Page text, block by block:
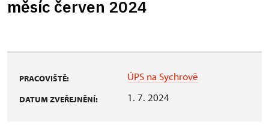
měsíc červen 2024
PRACOVIŠTĚ: ÚPS na Sychrově
DATUM ZVEŘEJNĚNÍ: 1. 7. 2024